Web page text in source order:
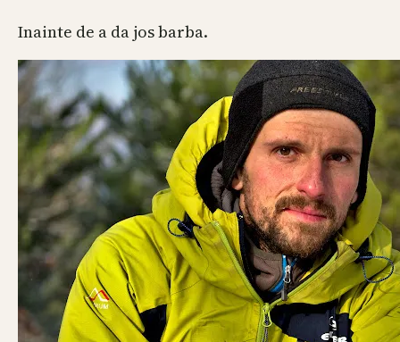
Inainte de a da jos barba.